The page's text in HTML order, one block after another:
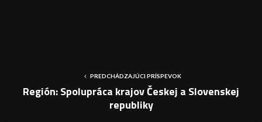
PREDCHÁDZAJÚCI PRÍSPEVOK
Región: Spolupráca krajov Českej a Slovenskej
republiky